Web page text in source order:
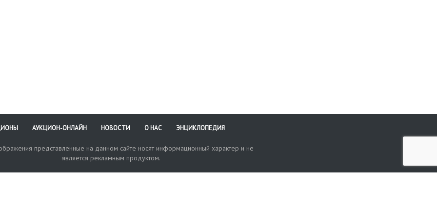
АУКЦИОН-ОНЛАЙН НОВОСТИ О НАС ЭНЦИКЛОПЕДИЯ
представленные на данном сайте носят информационный характер и не
является рекламным продуктом.